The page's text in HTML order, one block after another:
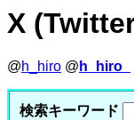
X
@h_hiro @ h_hiro_
検索キーワード